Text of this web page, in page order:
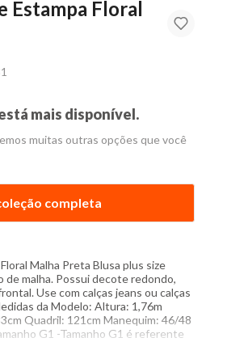
Estampa Floral
mais disponível.
muitas outras opções que você
completa
Malha Preta Blusa plus size
de malha. Possui decote redondo,
Use com calças jeans ou calças
da Modelo: Altura: 1,76m
Quadril: 121cm Manequim: 46/48
G1 -Tamanho G1 é referente